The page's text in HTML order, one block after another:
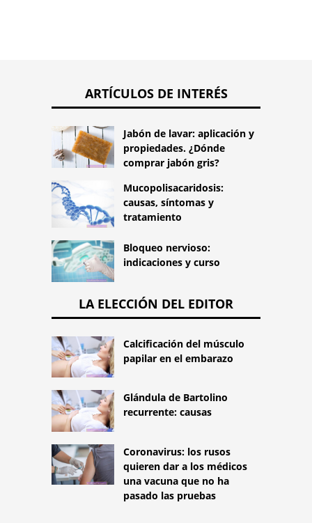
ARTÍCULOS DE INTERÉS
Jabón de lavar: aplicación y
propiedades. ¿Dónde
comprar jabón gris?
Mucopolisacaridosis:
causas, síntomas y
tratamiento
Bloqueo nervioso:
indicaciones y curso
LA ELECCIÓN DEL EDITOR
Calcificación del músculo
papilar en el embarazo
Glándula de Bartolino
recurrente: causas
Coronavirus: los rusos
quieren dar a los médicos
una vacuna que no ha
pasado las pruebas